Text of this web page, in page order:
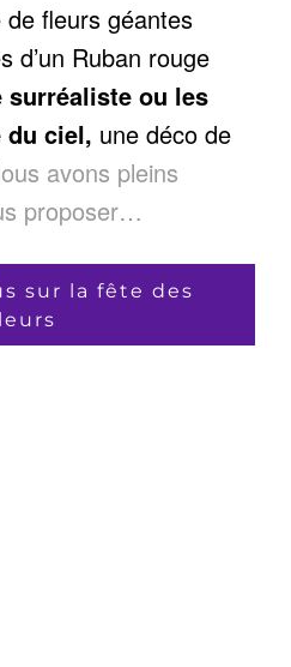
fleurs géantes
d’un Ruban rouge
surréaliste ou les
du ciel, une déco de
avons pleins
proposer…
sur la fête des